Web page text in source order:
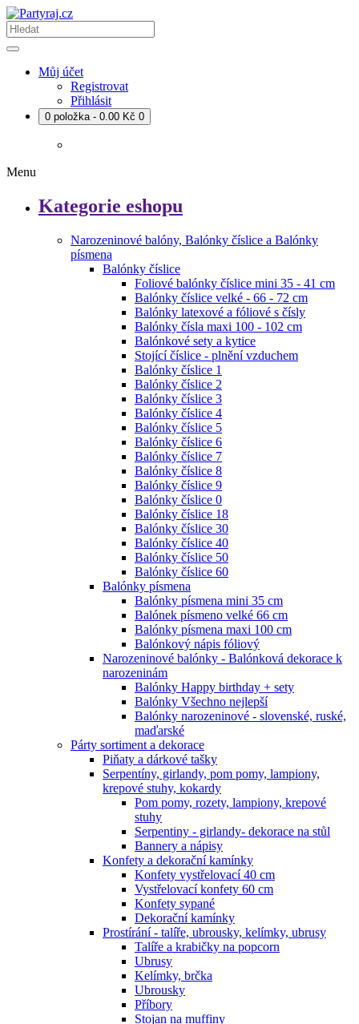
Můj účet
Registrovat
Přihlásit
0 položka - 0.00 Kč 0
Menu
Kategorie eshopu
Narozeninové balóny, Balónky číslice a Balónky
písmena
Balónky číslice
Foliové balónky číslice mini 35 - 41 cm
Balónky číslice velké - 66 - 72 cm
Balónky latexové a fóliové s čísly
Balónky čísla maxi 100 - 102 cm
Balónkové sety a kytice
Stojící číslice - plnění vzduchem
Balónky číslice 1
Balónky číslice 2
Balónky číslice 3
Balónky číslice 4
Balónky číslice 5
Balónky číslice 6
Balónky číslice 7
Balónky číslice 8
Balónky číslice 9
Balónky číslice 0
Balónky číslice 18
Balónky číslice 30
Balónky číslice 40
Balónky číslice 50
Balónky číslice 60
Balónky písmena
Balónky písmena mini 35 cm
Balónek písmeno velké 66 cm
Balónky písmena maxi 100 cm
Balónkový nápis fóliový
Narozeninové balónky - Balónková dekorace k
narozeninám
Balónky Happy birthday + sety
Balónky Všechno nejlepší
Balónky narozeninové - slovenské, ruské,
maďarské
Párty sortiment a dekorace
Piňaty a dárkové tašky
Serpentíny, girlandy, pom pomy, lampiony,
krepové stuhy, kokardy
Pom pomy, rozety, lampiony, krepové
stuhy
Serpentiny - girlandy- dekorace na stůl
Bannery a nápisy
Konfety a dekorační kamínky
Konfety vystřelovací 40 cm
Vystřelovací konfety 60 cm
Konfety sypané
Dekorační kamínky
Prostírání - talíře, ubrousky, kelímky, ubrusy
Talíře a krabičky na popcorn
Ubrusy
Kelímky, brčka
Ubrousky
Příbory
Stojan na muffiny